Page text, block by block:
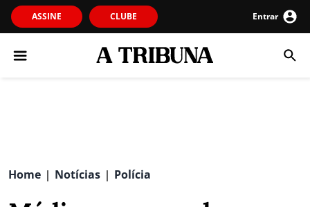
ASSINE CLUBE Entrar
Home | Notícias | Polícia